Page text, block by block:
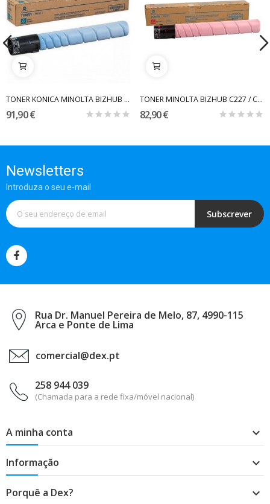
TONER KONICA MINOLTA BIZHUB C-258 / 308 / 368...
91,90 €
TONER MINOLTA BIZHUB C227 / C287 MAGENTA TN221...
82,90 €
Newsletters
Introduza o seu e-mail
Subscrever
Rua Dr. Manuel Pereira de Melo, 87, 4990-115
Arca e Ponte de Lima
comercial@dex.pt
258 944 039
(Chamada para a rede fixa/móvel nacional)
A minha conta 
Informação 
Porquê a Dex? 